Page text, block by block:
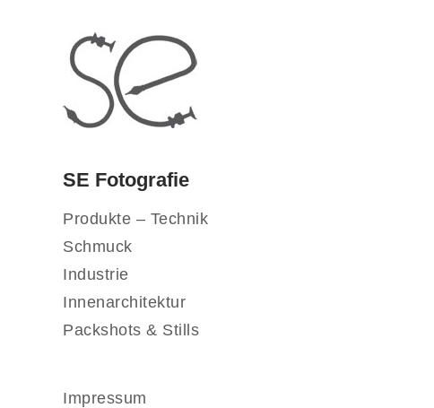
SE Fotografie
Produkte – Technik
Schmuck
Industrie
Innenarchitektur
Packshots & Stills
Impressum